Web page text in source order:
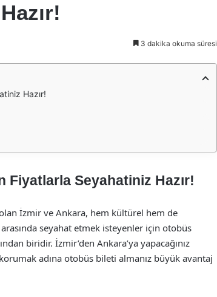
3 dakika okuma süresi
Hazır!
Seyahatiniz Hazır!
İzmir ve Ankara, hem kültürel hem de
seyahat etmek isteyenler için otobüs
biridir. İzmir’den Ankara’ya yapacağınız
adına otobüs bileti almanız büyük avantaj